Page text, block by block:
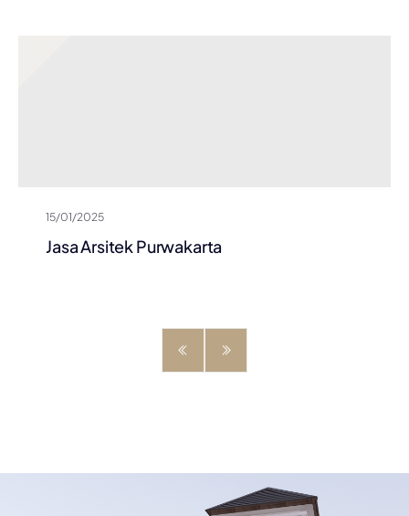
15/01/2025
Jasa Arsitek Purwakarta